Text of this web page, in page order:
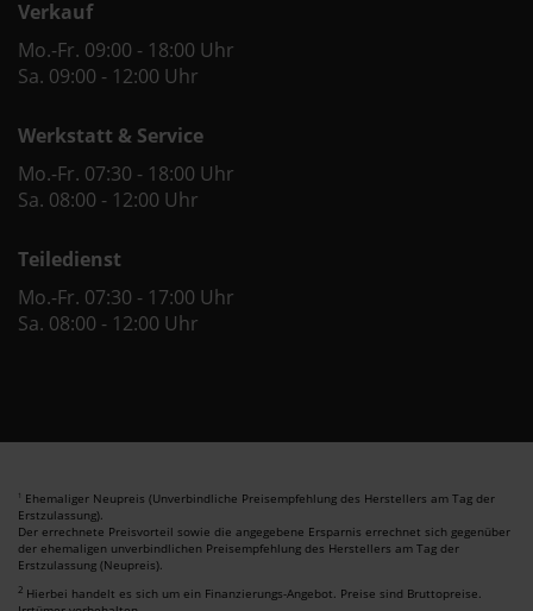
Verkauf
Mo.-Fr. 09:00 - 18:00 Uhr
Sa. 09:00 - 12:00 Uhr
Werkstatt & Service
Mo.-Fr. 07:30 - 18:00 Uhr
Sa. 08:00 - 12:00 Uhr
Teiledienst
Mo.-Fr. 07:30 - 17:00 Uhr
Sa. 08:00 - 12:00 Uhr
1 Ehemaliger Neupreis (Unverbindliche Preisempfehlung des Herstellers am Tag der
Erstzulassung).
Der errechnete Preisvorteil sowie die angegebene Ersparnis errechnet sich gegenüber
der ehemaligen unverbindlichen Preisempfehlung des Herstellers am Tag der
Erstzulassung (Neupreis).
2 Hierbei handelt es sich um ein Finanzierungs-Angebot. Preise sind Bruttopreise.